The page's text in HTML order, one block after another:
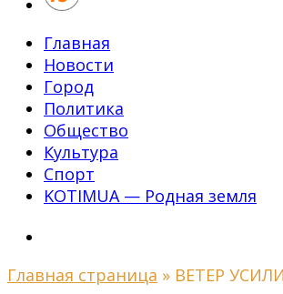
Главная
Новости
Город
Политика
Общество
Культура
Спорт
KOTIMUA — Родная земля
Главная страница » ВЕТЕР